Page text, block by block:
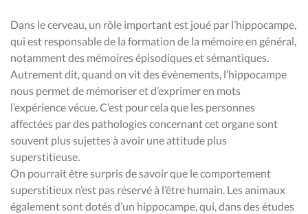
Dans le cerveau, un rôle important est joué par l’hippocampe,
qui est responsable de la formation de la mémoire en général,
notamment des mémoires épisodiques et sémantiques.
Autrement dit, quand on vit des évènements, l’hippocampe
nous permet de mémoriser et d’exprimer en mots
l’expérience vécue. C’est pour cela que les personnes
affectées par des pathologies concernant cet organe sont
souvent plus sujettes à avoir une attitude plus
superstitieuse.
On pourrait être surpris de savoir que le comportement
superstitieux n’est pas réservé à l’être humain. Les animaux
également sont dotés d’un hippocampe, qui, dans des études